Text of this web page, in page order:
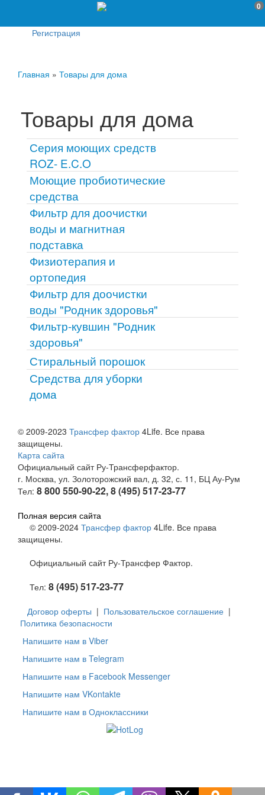
0
Регистрация
Главная » Товары для дома
Товары для дома
Серия моющих средств
ROZ- E.C.O
Моющие пробиотические
средства
Фильтр для доочистки
воды и магнитная
подставка
Физиотерапия и
ортопедия
Фильтр для доочистки
воды "Родник здоровья"
Фильтр-кувшин "Родник
здоровья"
Стиральный порошок
Средства для уборки
дома
© 2009-2023 Трансфер фактор 4Life. Все права
защищены.
Карта сайта
Официальный сайт Ру-Трансферфактор.
г. Москва, ул. Золоторожский вал, д. 32, с. 11, БЦ Ау-Рум
Тел: 8 800 550-90-22, 8 (495) 517-23-77
Полная версия сайта
© 2009-2024 Трансфер фактор 4Life. Все права
защищены.
Официальный сайт Ру-Трансфер Фактор.
Тел: 8 (495) 517-23-77
Договор оферты | Пользовательское соглашение |
Политика безопасности
Напишите нам в Viber
Напишите нам в Telegram
Напишите нам в Facebook Messenger
Напишите нам VKontakte
Напишите нам в Одноклассники